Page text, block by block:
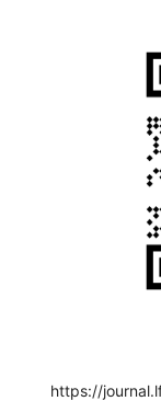
https://